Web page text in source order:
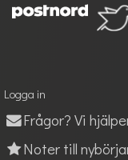
Logga in
Frågor? Vi
Noter till